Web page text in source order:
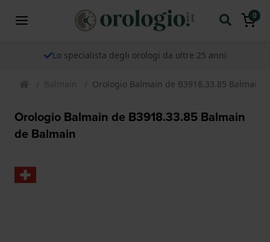
0
Lo specialista degli orologi da oltre 25 anni
Balmain Orologio Balmain de B3918.33.85 Balmain
Orologio Balmain de B3918.33.85 Balmain
de Balmain